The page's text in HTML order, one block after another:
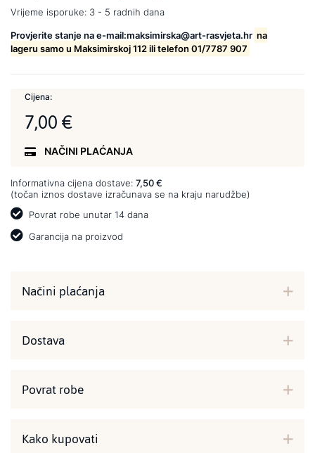
Vrijeme isporuke: 3 - 5 radnih dana
Provjerite stanje na e-mail:maksimirska@art-rasvjeta.hr na
lageru samo u Maksimirskoj 112 ili telefon 01/7787 907
Cijena:
7,00 €
NAČINI PLAĆANJA
Informativna cijena dostave: 7,50 €
(točan iznos dostave izračunava se na kraju narudžbe)
Povrat robe unutar 14 dana
Garancija na proizvod
Načini plaćanja
Dostava
Povrat robe
Kako kupovati